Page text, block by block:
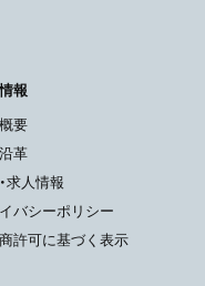
報
要
革
求人情報
バシーポリシー
許可に基づく表示